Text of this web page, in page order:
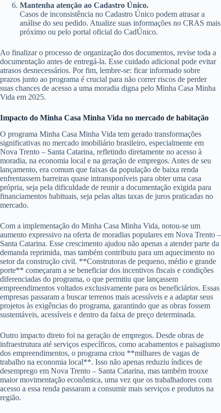
Mantenha atenção ao Cadastro Único.
Casos de inconsistência no Cadastro Único podem atrasar a
análise do seu pedido. Atualize suas informações no CRAS mais
próximo ou pelo portal oficial do CadÚnico.
Ao finalizar o processo de organização dos documentos, revise toda a
documentação antes de entregá-la. Esse cuidado adicional pode evitar
atrasos desnecessários. Por fim, lembre-se: ficar informado sobre
prazos junto ao programa é crucial para não correr riscos de perder
suas chances de acesso a uma moradia digna pelo Minha Casa Minha
Vida em 2025.
Impacto do Minha Casa Minha Vida no mercado de habitação
O programa Minha Casa Minha Vida tem gerado transformações
significativas no mercado imobiliário brasileiro, especialmente em
Nova Trento – Santa Catarina, refletindo diretamente no acesso à
moradia, na economia local e na geração de empregos. Antes de seu
lançamento, era comum que faixas da população de baixa renda
enfrentassem barreiras quase intransponíveis para obter uma casa
própria, seja pela dificuldade de reunir a documentação exigida para
financiamentos habituais, seja pelas altas taxas de juros praticadas no
mercado.
Com a implementação do Minha Casa Minha Vida, notou-se um
aumento expressivo na oferta de moradias populares em Nova Trento –
Santa Catarina. Esse crescimento ajudou não apenas a atender parte da
demanda reprimida, mas também contribuiu para um aquecimento no
setor da construção civil. **Construtoras de pequeno, médio e grande
porte** começaram a se beneficiar dos incentivos fiscais e condições
diferenciadas do programa, o que permitiu que lançassem
empreendimentos voltados exclusivamente para os beneficiários. Essas
empresas passaram a buscar terrenos mais acessíveis e a adaptar seus
projetos às exigências do programa, garantindo que as obras fossem
sustentáveis, acessíveis e dentro da faixa de preço determinada.
Outro impacto direto foi na geração de empregos. Desde obras de
infraestrutura até serviços específicos, como acabamentos e paisagismo
dos empreendimentos, o programa criou **milhares de vagas de
trabalho na economia local**. Isso não apenas reduziu índices de
desemprego em Nova Trento – Santa Catarina, mas também trouxe
maior movimentação econômica, uma vez que os trabalhadores com
acesso a essa renda passaram a consumir mais serviços e produtos na
região.